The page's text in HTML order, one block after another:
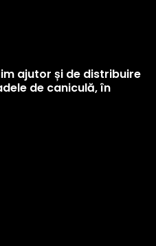
ajutor și de distribuire
de caniculă, în